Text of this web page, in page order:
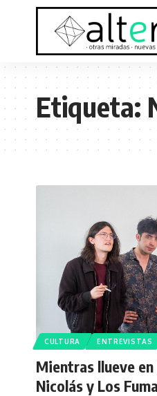
Etiqueta:
CULTURA ENTREVISTAS
Mientras llueve
Nicolás y Los